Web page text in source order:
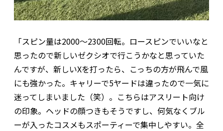
「スピン量は2000～2300回転。ロースピンでいいなと
思ったので新しいゼクシオで行こうかなと思っていた
んですが、新しいXを打ったら、こっちの方が飛んで風
にも強かった。キャリーで5ヤードは違ったので一気に
迷ってしまいました（笑）。こちらはアスリート向け
の印象。ヘッドの顔つきもそうですし、何気なくブル
ーが入ったコスメもスポーティーで集中しやすい。全